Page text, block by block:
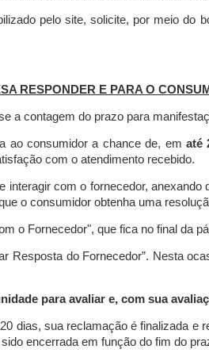
pelo site, solicite, por meio do
RESPONDER E PARA O
a contagem do prazo para
ao consumidor a chance de, em até
com o atendimento recebido.
interagir com o fornecedor,
o consumidor obtenha uma
o Fornecedor", que fica no final da
Resposta do Fornecedor”. Nesta
para avaliar e, com sua
dias, sua reclamação é finalizada e
encerrada em função do fim do